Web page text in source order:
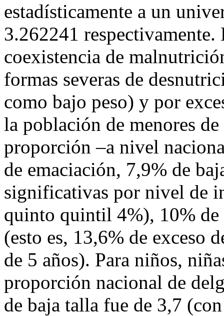
estadísticamente a un
3.262241 respectivamente.
coexistencia de
formas severas de
como bajo peso) y por
la población de menores
proporción –a nivel
de emaciación, 7,9% de
significativas por nivel de
quinto quintil 4%), 10% de
(esto es, 13,6% de exceso
de 5 años). Para niños,
proporción nacional de
de baja talla fue de 3,7